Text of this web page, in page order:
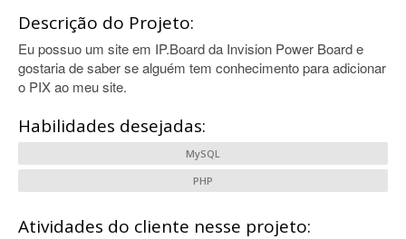
Descrição do Projeto:
Eu possuo um site em IP.Board da Invision Power Board e
gostaria de saber se alguém tem conhecimento para adicionar
o PIX ao meu site.
Habilidades desejadas:
MySQL
PHP
Atividades do cliente nesse projeto: